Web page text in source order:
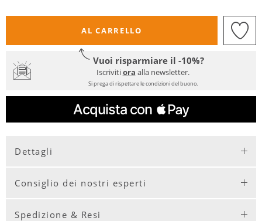
AL CARRELLO
Vuoi risparmiare il -10%?
Iscrivitiora alla newsletter.
Si prega di rispettare le condizioni del buono.
Dettagli
Consiglio dei nostri esperti
Spedizione & Resi